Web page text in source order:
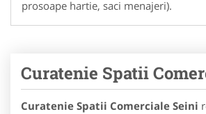
prosoape hartie, saci menajeri).
Curatenie Spatii
Curatenie Spatii Comerciale Seini